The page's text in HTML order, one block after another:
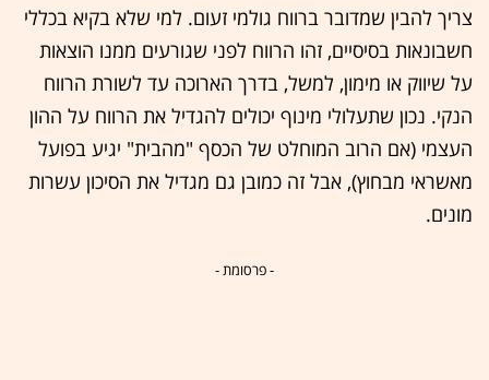
צריך להבין שמדובר ברווח גולמי זעום. למי שלא בקיא בכללי
חשבונאות בסיסיים, זהו הרווח לפני שגורעים ממנו הוצאות
על שיווק או מימון, למשל, בדרך הארוכה עד לשורת הרווח
הנקי. נכון שתעלולי מינוף יכולים להגדיל את הרווח על ההון
העצמי (אם הרוב המוחלט של הכסף "מהבית" יגיע בפועל
מאשראי מבחוץ), אבל זה כמובן גם מגדיל את הסיכון עשרות
מונים.
- פרסומת -